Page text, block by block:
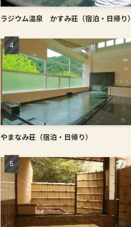
ラジウム温泉 かすみ荘（宿泊・日帰り）
やまなみ荘（宿泊・日帰り）